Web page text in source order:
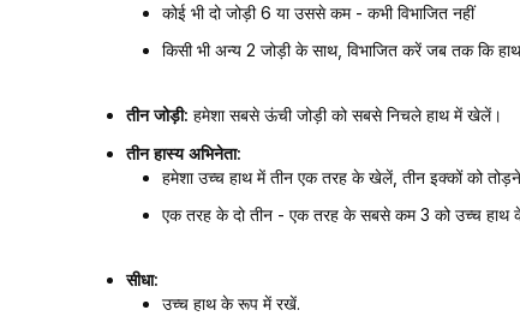
कोई भी दो जोड़ी 6 या उससे कम - कभी विभाजित नहीं
किसी भी अन्य 2 जोड़ी के साथ, विभाजित करें जब तक कि
तीन जोड़ी: हमेशा सबसे ऊंची जोड़ी को सबसे निचले हाथ में खेलें।
तीन हास्य अभिनेता:
हमेशा उच्च हाथ में तीन एक तरह के खेलें, तीन इक्कों को
एक तरह के दो तीन - एक तरह के सबसे कम 3 को उच्च
सीधा:
उच्च हाथ के रूप में रखें.